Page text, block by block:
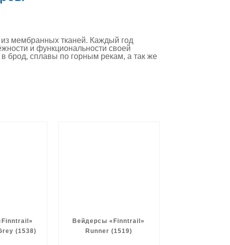
мембранных тканей. Каждый год
и функциональности своей
брод, сплавы по горным рекам, а так же
(1538)
Вейдерсы «Finntrail»
Runner (1519)